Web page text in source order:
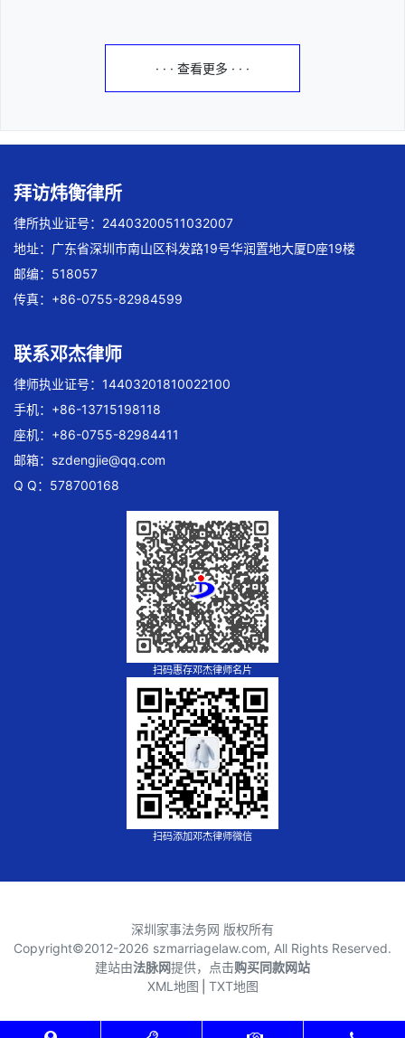
· · · 查看更多 · · ·
拜访炜衡律所
律所执业证号：24403200511032007
地址：广东省深圳市南山区科发路19号华润置地大厦D座19楼
邮编：518057
传真：+86-0755-82984599
联系邓杰律师
律师执业证号：14403201810022100
手机：+86-13715198118
座机：+86-0755-82984411
邮箱： szdengjie@qq.com
Q Q：578700168
扫码惠存邓杰律师名片
扫码添加邓杰律师微信
深圳家事法务网 版权所有
Copyright©2012-2026 szmarriagelaw.com, All Rights Reserved.
建站由法脉网提供，点击购买同款网站
XML地图 TXT地图